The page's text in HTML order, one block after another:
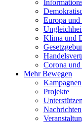
Europa und
Klima und
Corona
Mehr Bewegen
Kampagnen
Projekte
Unterstützen
Nachrichten